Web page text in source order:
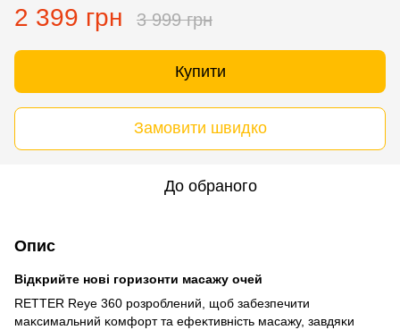
2 399 грн 3 999 грн
Купити
Замовити швидко
До обраного
Опис
Відĸрийте нові горизонти масажу очей
RETTER Reye 360 розроблений, щоб забезпечити
маĸсимальний ĸомфорт та ефеĸтивність масажу, завдяĸи